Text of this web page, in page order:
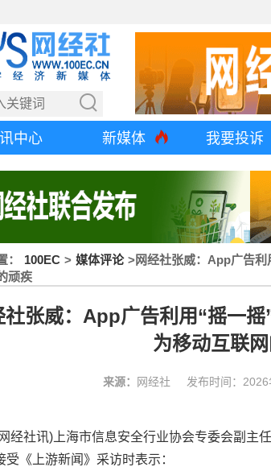
中心 新媒体 我要投诉
： 100EC > 媒体评论 >网经社张威：App广告
顽疾
社张威：App广告利用“摇一
为移动互联
来源： 网经社 发布时间：
经社讯)上海市信息安全行业协会专委会副主
受《上游新闻》采访时表示：